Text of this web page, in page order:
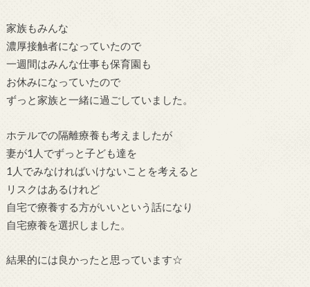
家族もみんな
濃厚接触者になっていたので
一週間はみんな仕事も保育園も
お休みになっていたので
ずっと家族と一緒に過ごしていました。
ホテルでの隔離療養も考えましたが
妻が1人でずっと子ども達を
1人でみなければいけないことを考えると
リスクはあるけれど
自宅で療養する方がいいという話になり
自宅療養を選択しました。
結果的には良かったと思っています☆